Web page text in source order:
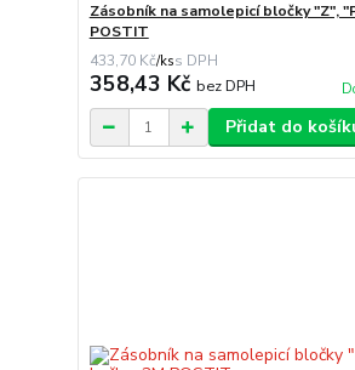
Zásobník na samolepicí bločky "Z",
POSTIT
433,70 Kč/ks
358,43 Kč bez DPH
Přidat do